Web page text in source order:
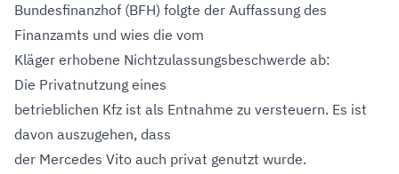
Bundesfinanzhof (BFH) folgte der Auffassung des
Finanzamts und wies die vom
Kläger erhobene Nichtzulassungsbeschwerde ab:
Die Privatnutzung eines
betrieblichen Kfz ist als Entnahme zu versteuern. Es ist
davon auszugehen, dass
der Mercedes Vito auch privat genutzt wurde.